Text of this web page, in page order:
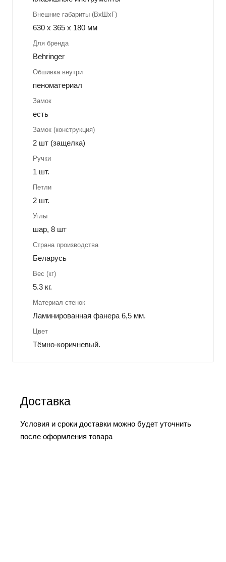
Внешние габариты (ВхШхГ)
630 x 365 x 180 мм
Для бренда
Behringer
Обшивка внутри
пеноматериал
Замок
есть
Замок (конструкция)
2 шт (защелка)
Ручки
1 шт.
Петли
2 шт.
Углы
шар, 8 шт
Страна производства
Беларусь
Вес (кг)
5.3 кг.
Материал стенок
Ламинированная фанера 6,5 мм.
Цвет
Тёмно-коричневый.
Доставка
Условия и сроки доставки можно будет уточнить
после оформления товара